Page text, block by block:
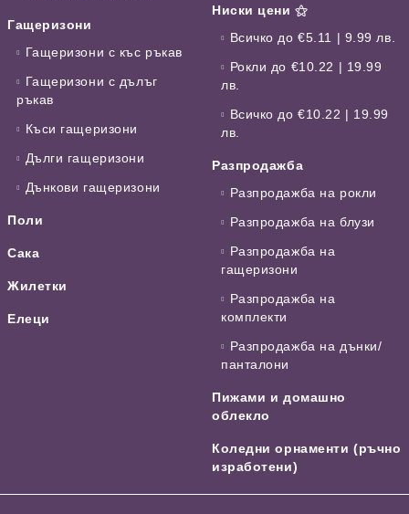
Гащеризони
Гащеризони с къс ръкав
Гащеризони с дълъг
ръкав
Къси гащеризони
Дълги гащеризони
Дънкови гащеризони
Поли
Сака
Жилетки
Елеци
Ниски цени ⚝
Всичко до €5.11 | 9.99 лв.
Рокли до €10.22 | 19.99
лв.
Всичко до €10.22 | 19.99
лв.
Разпродажба
Разпродажба на рокли
Разпродажба на блузи
Разпродажба на
гащеризони
Разпродажба на
комплекти
Разпродажба на дънки/
панталони
Пижами и домашно
облекло
Коледни орнаменти (ръчно
изработени)